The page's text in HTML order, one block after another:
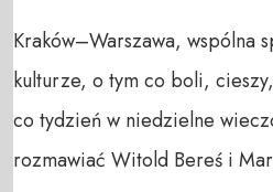
Kraków–Warszawa, wspólna
kulturze, o tym co boli,
co tydzień w niedzielne
rozmawiać Witold Bereś i